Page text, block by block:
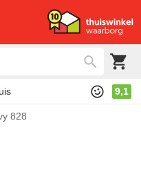
9,1
828